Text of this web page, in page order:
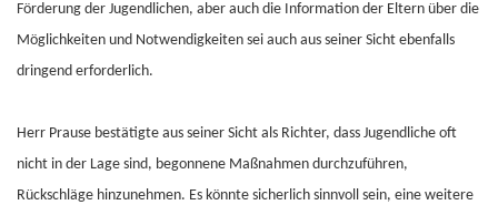
Förderung der Jugendlichen, aber auch die Information der Eltern über die
Möglichkeiten und Notwendigkeiten sei auch aus seiner Sicht ebenfalls
dringend erforderlich.
Herr Prause bestätigte aus seiner Sicht als Richter, dass Jugendliche oft
nicht in der Lage sind, begonnene Maßnahmen durchzuführen,
Rückschläge hinzunehmen. Es könnte sicherlich sinnvoll sein, eine weitere